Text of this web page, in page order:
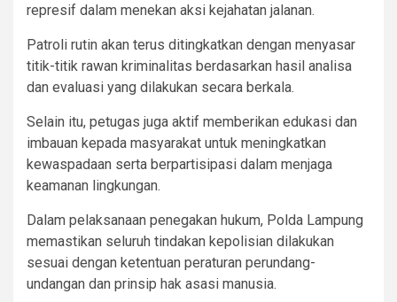
represif dalam menekan aksi kejahatan jalanan.
Patroli rutin akan terus ditingkatkan dengan menyasar
titik-titik rawan kriminalitas berdasarkan hasil analisa
dan evaluasi yang dilakukan secara berkala.
Selain itu, petugas juga aktif memberikan edukasi dan
imbauan kepada masyarakat untuk meningkatkan
kewaspadaan serta berpartisipasi dalam menjaga
keamanan lingkungan.
Dalam pelaksanaan penegakan hukum, Polda Lampung
memastikan seluruh tindakan kepolisian dilakukan
sesuai dengan ketentuan peraturan perundang-
undangan dan prinsip hak asasi manusia.